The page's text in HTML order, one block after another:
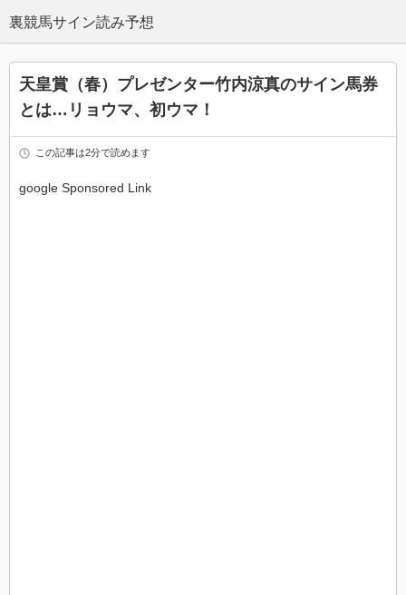
天皇賞（春）プレゼンター竹内涼真のサイン馬券
とは…リョウマ、初ウマ！
この記事は2分で読めます
google Sponsored Link